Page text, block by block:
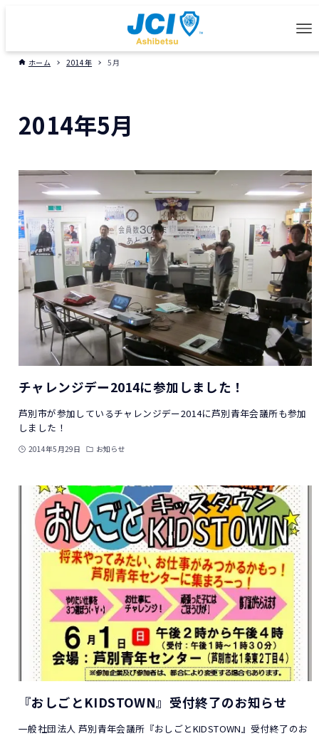
ホーム 2014年 5月
2014年5月
チャレンジデー2014に参加しました！
芦別市が参加しているチャレンジデー2014に芦別青年会議所も参加
しました！
2014年5月29日 お知らせ
『おしごとKIDSTOWN』受付終了のお知らせ
一般社団法人 芦別青年会議所『おしごとKIDSTOWN』受付終了のお